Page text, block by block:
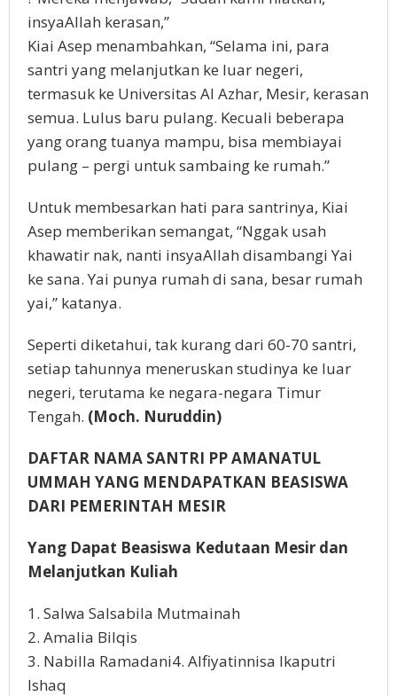
insyaAllah kerasan,”
Kiai Asep menambahkan, “Selama ini, para
santri yang melanjutkan ke luar negeri,
termasuk ke Universitas Al Azhar, Mesir, kerasan
semua. Lulus baru pulang. Kecuali beberapa
yang orang tuanya mampu, bisa membiayai
pulang – pergi untuk sambaing ke rumah.”
Untuk membesarkan hati para santrinya, Kiai
Asep memberikan semangat, “Nggak usah
khawatir nak, nanti insyaAllah disambangi Yai
ke sana. Yai punya rumah di sana, besar rumah
yai,” katanya.
Seperti diketahui, tak kurang dari 60-70 santri,
setiap tahunnya meneruskan studinya ke luar
negeri, terutama ke negara-negara Timur
Tengah. (Moch. Nuruddin)
DAFTAR NAMA SANTRI PP AMANATUL
UMMAH YANG MENDAPATKAN BEASISWA
DARI PEMERINTAH MESIR
Yang Dapat Beasiswa Kedutaan Mesir dan
Melanjutkan Kuliah
1. Salwa Salsabila Mutmainah
2. Amalia Bilqis
3. Nabilla Ramadani4. Alfiyatinnisa Ikaputri
Ishaq